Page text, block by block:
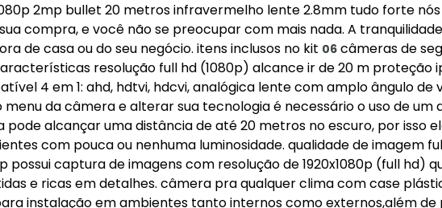
2mp bullet 20 metros infravermelho lente 2.8mm tudo forte
compra, e você não se preocupar com mais nada. A
de casa ou do seu negócio. itens inclusos no kit 06 câmeras de
resolução full hd (1080p) alcance ir de 20 m proteção
4 em 1: ahd, hdtvi, hdcvi, analógica lente com amplo ângulo de
da câmera e alterar sua tecnologia é necessário o uso de um
pode alcançar uma distância de até 20 metros no escuro, por isso
com pouca ou nenhuma luminosidade. qualidade de imagem
possui captura de imagens com resolução de 1920x1080p (full hd)
e ricas em detalhes. câmera pra qualquer clima com case
instalação em ambientes tanto internos como externos,além de